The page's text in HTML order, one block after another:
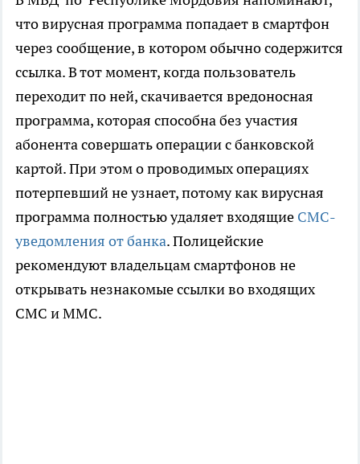
что вирусная программа попадает в смартфон
через сообщение, в котором обычно содержится
ссылка. В тот момент, когда пользователь
переходит по ней, скачивается вредоносная
программа, которая способна без участия
абонента совершать операции с банковской
картой. При этом о проводимых операциях
потерпевший не узнает, потому как вирусная
программа полностью удаляет входящие СМС-
уведомления от банка. Полицейские
рекомендуют владельцам смартфонов не
открывать незнакомые ссылки во входящих
СМС и ММС.